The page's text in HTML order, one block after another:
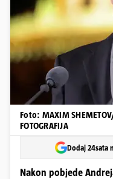
Foto: MAXIM
FOTOGRAFIJA
Dodaj 24sata
Nakon pobjede